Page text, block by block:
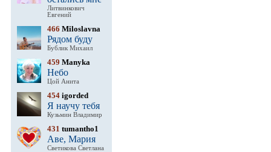
Литвинкович
Евгений
466 Miloslavna
Рядом буду
Бублик Михаил
459 Manyka
Небо
Цой Анита
454 igorded
Я научу тебя
Кузьмин Владимир
431 tumantho1
Аве, Мария
Светикова Светлана